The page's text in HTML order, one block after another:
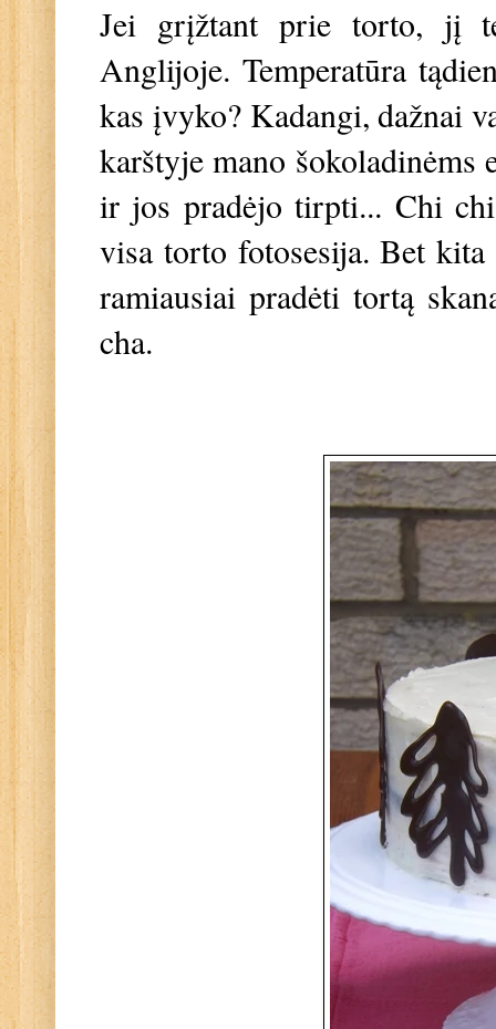
Jei grįžtant prie torto, jį
Anglijoje. Temperatūra
kas įvyko? Kadangi, dažnai
karštyje mano šokoladinėms
ir jos pradėjo tirpti... Chi
visa torto fotosesija. Bet
ramiausiai pradėti tortą
cha.